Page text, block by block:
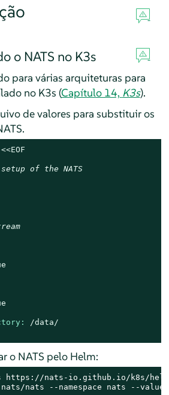
o NATS no K3s
para várias arquiteturas para
no K3s (Capítulo 14, K3s).
de valores para substituir os
<<EOF
of the NATS
/data/
o NATS pelo Helm:
https://nats-io.github.io/k8s/
nats --namespace nats --